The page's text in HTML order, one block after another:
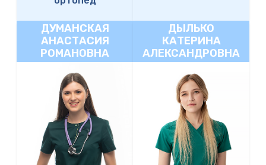
ДУМАНСКАЯ
АНАСТАСИЯ
РОМАНОВНА
ДЫЛЬКО
КАТЕРИНА
АЛЕКСАНДРОВНА